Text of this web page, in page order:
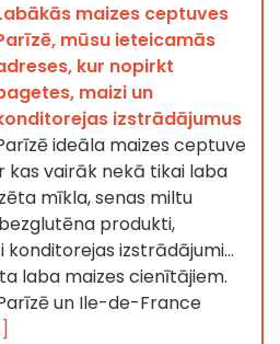
maizes ceptuves
mūsu ieteicamās
kur nopirkt
maizi un
izstrādājumus
ideāla maizes ceptuve
kas vairāk nekā tikai laba
mīkla, senas miltu
produkti,
izstrādājumi...
laba maizes cienītājiem.
un Ile-de-France